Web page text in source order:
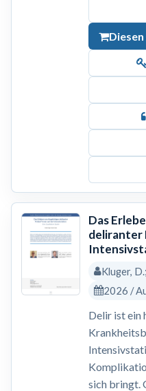
Das
deliranter
Kluger,
2026 /
Delir ist ein
sich bringt.